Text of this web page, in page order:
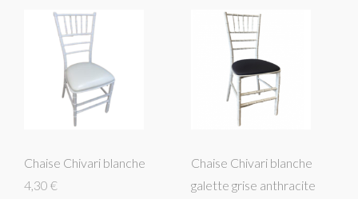
Chaise Chivari blanche
4,30 €
Chaise Chivari blanche
galette grise anthracite